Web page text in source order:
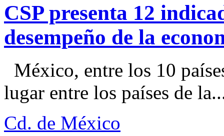
CSP presenta 12
desempeño de la
México, entre los 10
lugar entre los países de
Cd. de México